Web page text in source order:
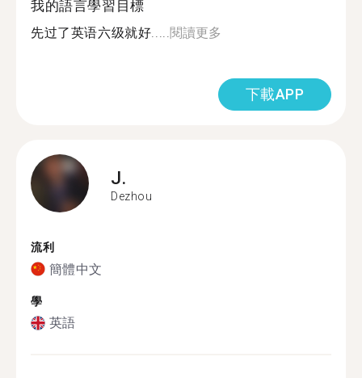
我的語言學習目標
先过了英语六级就好.....閱讀更多
下載APP
J.
Dezhou
流利
簡體中文
學
英語